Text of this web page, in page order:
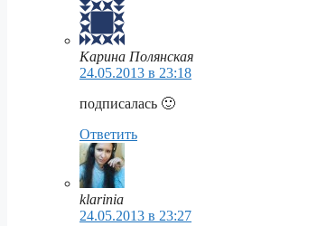
Карина Полянская
24.05.2013 в 23:18
подписалась 🙂
Ответить
klarinia
24.05.2013 в 23:27